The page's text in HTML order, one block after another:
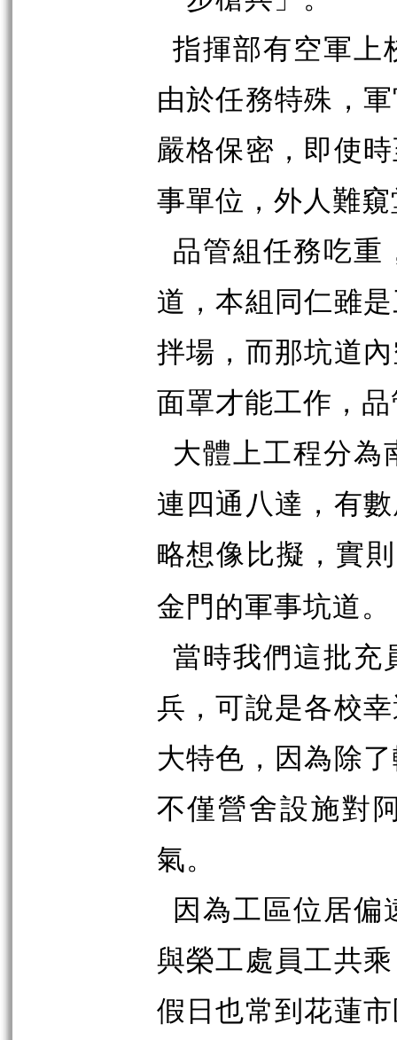
指揮部有空軍上
由於任務特殊，
嚴格保密，即使
事單位，外人難
品管組任務吃重
道，本組同仁雖
拌場，而那坑道
面罩才能工作，
大體上工程分為
連四通八達，有
略想像比擬，實則
金門的軍事坑道。
當時我們這批充
兵，可說是各校
大特色，因為除
不僅營舍設施對
氣。
因為工區位居偏
與榮工處員工共
假日也常到花蓮